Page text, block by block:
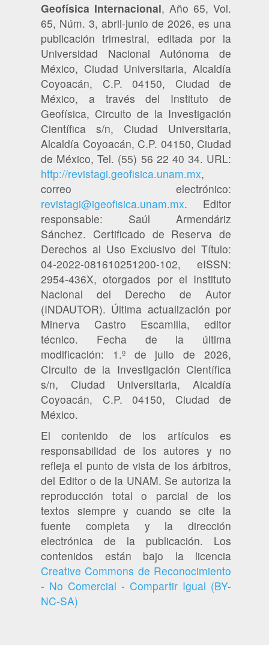
Geofísica Internacional, Año 65, Vol.
65, Núm. 3, abril-junio de 2026, es una
publicación trimestral, editada por la
Universidad Nacional Autónoma de
México, Ciudad Universitaria, Alcaldía
Coyoacán, C.P. 04150, Ciudad de
México, a través del Instituto de
Geofísica, Circuito de la Investigación
Científica s/n, Ciudad Universitaria,
Alcaldía Coyoacán, C.P. 04150, Ciudad
de México, Tel. (55) 56 22 40 34. URL:
http://revistagi.geofisica.unam.mx,
correo electrónico:
revistagi@igeofisica.unam.mx. Editor
responsable: Saúl Armendáriz
Sánchez. Certificado de Reserva de
Derechos al Uso Exclusivo del Título:
04-2022-081610251200-102, eISSN:
2954-436X, otorgados por el Instituto
Nacional del Derecho de Autor
(INDAUTOR). Última actualización por
Minerva Castro Escamilla, editor
técnico. Fecha de la última
modificación: 1.º de julio de 2026,
Circuito de la Investigación Científica
s/n, Ciudad Universitaria, Alcaldía
Coyoacán, C.P. 04150, Ciudad de
México.
El contenido de los artículos es
responsabilidad de los autores y no
refleja el punto de vista de los árbitros,
del Editor o de la UNAM. Se autoriza la
reproducción total o parcial de los
textos siempre y cuando se cite la
fuente completa y la dirección
electrónica de la publicación. Los
contenidos están bajo la licencia
Creative Commons de Reconocimiento
- No Comercial - Compartir Igual (BY-
NC-SA)